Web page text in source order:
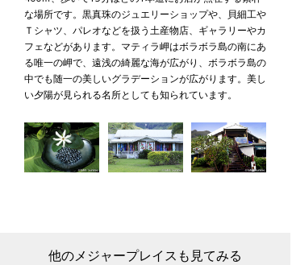
な場所です。黒真珠のジュエリーショップや、貝細工や
Ｔシャツ、パレオなどを扱う土産物店、ギャラリーやカ
フェなどがあります。マティラ岬はボラボラ島の南にあ
る唯一の岬で、遠浅の綺麗な海が広がり、ボラボラ島の
中でも随一の美しいグラデーションが広がります。美し
い夕陽が見られる名所としても知られています。
他のメジャープレイスも見てみる